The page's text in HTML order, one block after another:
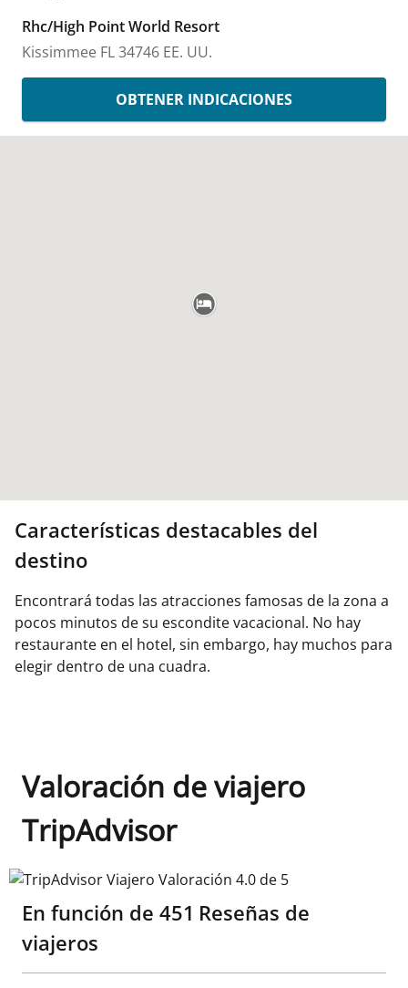
Rhc/High Point World Resort
Kissimmee FL34746 EE. UU.
OBTENER INDICACIONES
Características destacables del
destino
Encontrará todas las atracciones famosas de la zona a
pocos minutos de su escondite vacacional. No hay
restaurante en el hotel, sin embargo, hay muchos para
elegir dentro de una cuadra.
Valoración de viajero
TripAdvisor
TripAdvisor Viajero Valoración 4.0 de 5
En función de 451 Reseñas de
viajeros